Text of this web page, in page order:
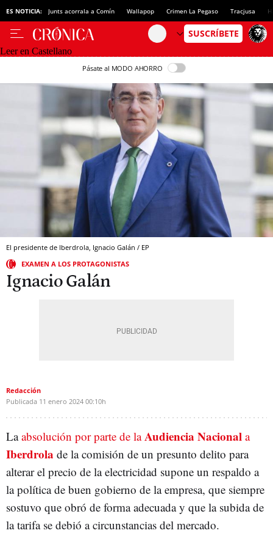
ES NOTICIA: Junts acorrala a Comín Wallapop Crimen La Pegaso Tracjusa
Leer en Castellano
Pásate al MODO AHORRO
El presidente de Iberdrola, Ignacio Galán / EP
EXAMEN A LOS PROTAGONISTAS
Ignacio Galán
Redacción
Publicada 11 enero 2024 00:10h
Laabsolución por parte de laAudiencia Nacional a
Iberdrola de la comisión de un presunto delito para
alterar el precio de la electricidad supone un respaldo a
la política de buen gobierno de la empresa, que siempre
sostuvo que obró de forma adecuada y que la subida de
la tarifa se debió a circunstancias del mercado.